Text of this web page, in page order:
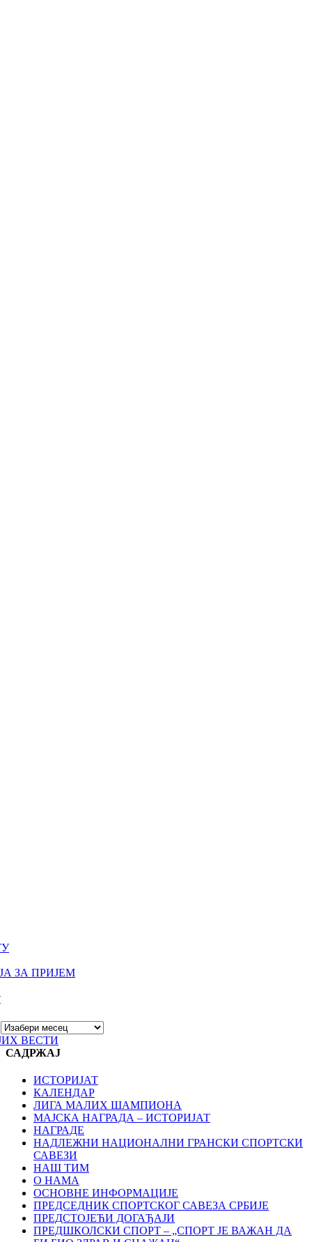
ЗА ПРИЈЕМ
ВЕСТИ
САДРЖАЈ
ИСТОРИЈАТ
КАЛЕНДАР
ЛИГА МАЛИХ ШАМПИОНА
МАЈСКА НАГРАДА – ИСТОРИЈАТ
НАГРАДЕ
НАДЛЕЖНИ НАЦИОНАЛНИ ГРАНСКИ СПОРТСКИ
САВЕЗИ
НАШ ТИМ
О НАМА
ОСНОВНЕ ИНФОРМАЦИЈЕ
ПРЕДСЕДНИК СПОРТСКОГ САВЕЗА СРБИЈЕ
ПРЕДСТОЈЕЋИ ДОГАЂАЈИ
ПРЕДШКОЛСКИ СПОРТ – „СПОРТ ЈЕ ВАЖАН ДА